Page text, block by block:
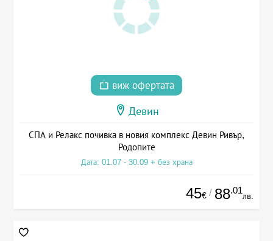
виж офертата
Девин
СПА и Релакс почивка в новия комплекс Девин Ривър,
Родопите
Дата: 01.07 - 30.09 + без храна
45€ / 88.01
лв.